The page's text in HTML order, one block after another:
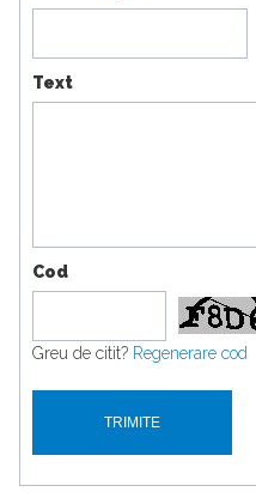
Text
Cod
Greu de citit? Regenerare cod